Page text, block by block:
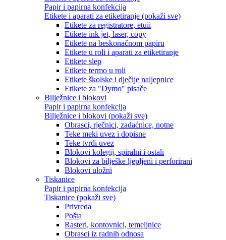
Papir i papirna konfekcija
Etikete i aparati za etiketiranje (pokaži sve)
Etikete za registratore, etuii
Etikete ink jet, laser, copy
Etikete na beskonačnom papiru
Etikete u roli i aparati za etiketiranje
Etikete slep
Etikete termo u roli
Etikete školske i dječije naljepnice
Etikete za "Dymo" pisače
Bilježnice i blokovi
Papir i papirna konfekcija
Bilježnice i blokovi (pokaži sve)
Obrasci, rječnici, zadaćnice, notne
Teke meki uvez i dopisne
Teke tvrdi uvez
Blokovi kolegij, spiralni i ostali
Blokovi za bilješke ljepljeni i perforirani
Blokovi uložni
Tiskanice
Papir i papirna konfekcija
Tiskanice (pokaži sve)
Privreda
Pošta
Rasteri, kontovnici, temeljnice
Obrasci iz radnih odnosa